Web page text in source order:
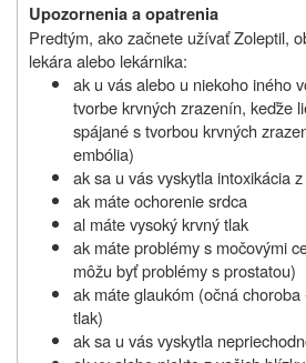
Upozornenia a opatrenia
Predtým, ako začnete užívať Zoleptil,
lekára alebo lekárnika:
ak u vás alebo u niekoho iného
tvorbe krvných zrazenín, keďže
spájané s tvorbou krvných
embólia)
ak sa u vás vyskytla intoxikácia
ak máte ochorenie srdca
al máte vysoký krvný tlak
ak máte problémy s močovými
môžu byť problémy s prostatou)
ak máte glaukóm (očná
tlak)
ak sa u vás vyskytla